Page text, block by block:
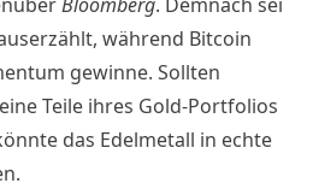
während Bitcoin
gewinne. Sollten
Teile ihres Gold-Portfolios
das Edelmetall in echte